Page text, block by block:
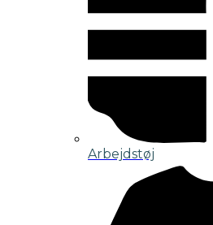
Arbejdstøj